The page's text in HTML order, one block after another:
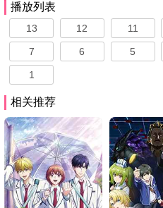
播放列表
13 12 11
7 6 5
1
相关推荐